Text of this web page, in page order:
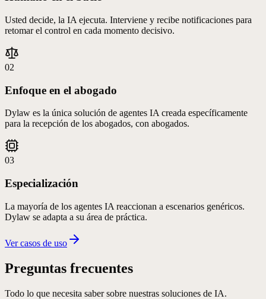
Usted decide, la IA ejecuta. Interviene y recibe notificaciones para
retomar el control en cada momento decisivo.
02
Enfoque en el abogado
Dylaw es la única solución de agentes IA creada específicamente
para la recepción de los abogados, con abogados.
03
Especialización
La mayoría de los agentes IA reaccionan a escenarios genéricos.
Dylaw se adapta a su área de práctica.
Ver casos de uso
Preguntas frecuentes
Todo lo que necesita saber sobre nuestras soluciones de IA.